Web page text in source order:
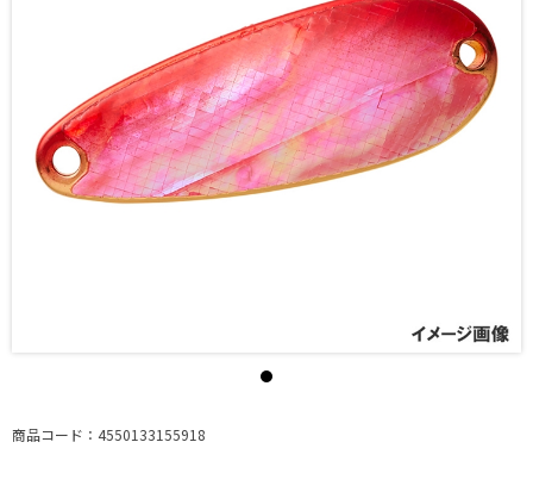
商品コード：4550133155918